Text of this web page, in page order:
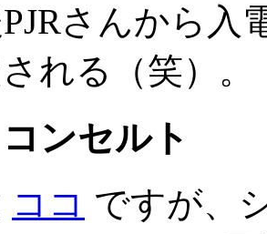
さんから入
れる（笑）。
ンセルト
ココ ですが、